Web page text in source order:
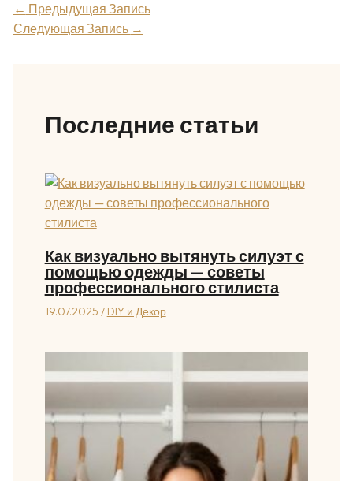
← Предыдущая Запись
Следующая Запись →
Последние статьи
Как визуально вытянуть силуэт с
помощью одежды — советы
профессионального стилиста
19.07.2025 / DIY и Декор